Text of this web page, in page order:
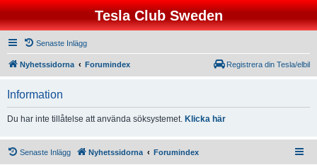
Tesla Club Sweden
Senaste Inlägg
Nyhetssidorna Forumindex Registrera din Tesla/elbil
Information
Du har inte tillåtelse att använda söksystemet. Klicka här
Senaste Inlägg Nyhetssidorna Forumindex